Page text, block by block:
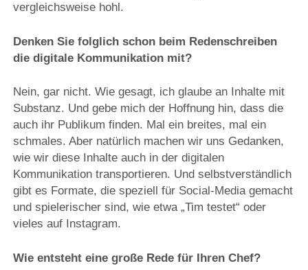
vergleichsweise hohl.
Denken Sie folglich schon beim Redenschreiben
die digitale Kommunikation mit?
Nein, gar nicht. Wie gesagt, ich glaube an Inhalte mit
Substanz. Und gebe mich der Hoffnung hin, dass die
auch ihr Publikum finden. Mal ein breites, mal ein
schmales. Aber natürlich machen wir uns Gedanken,
wie wir diese Inhalte auch in der digitalen
Kommunikation transportieren. Und selbstverständlich
gibt es Formate, die speziell für Social-Media gemacht
und spielerischer sind, wie etwa „Tim testet“ oder
vieles auf Instagram.
Wie entsteht eine große Rede für Ihren Chef?